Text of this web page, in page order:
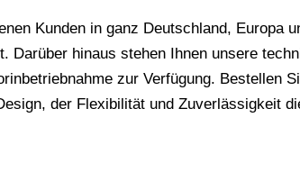
Kunden in ganz Deutschland,
hinaus stehen Ihnen unsere
zur Verfügung. Bestellen
der Flexibilität und Zuverlässigkeit